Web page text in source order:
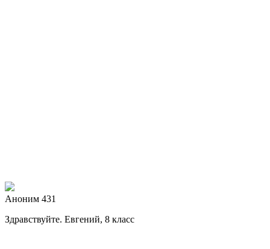
Аноним 431
Здравствуйте. Евгений, 8 класс